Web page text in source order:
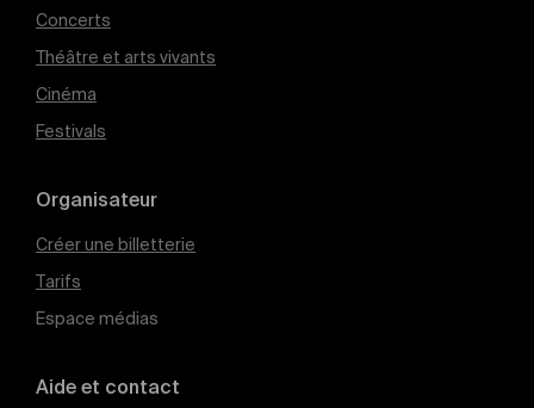
Concerts
Théâtre et arts vivants
Cinéma
Festivals
Organisateur
Créer une billetterie
Tarifs
Espace médias
Aide et contact